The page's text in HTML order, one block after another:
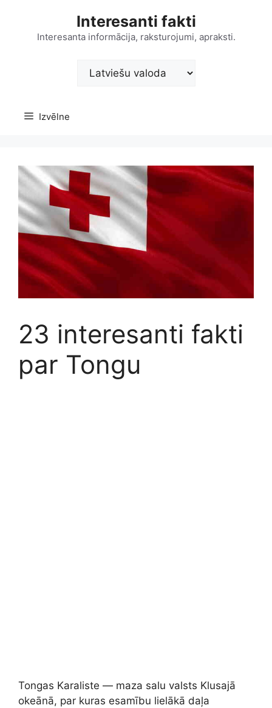
Interesanti fakti
Interesanta informācija, raksturojumi, apraksti.
Choose
Izvēlne
23 interesanti fakti
par Tongu
Tongas Karaliste — maza salu valsts Klusajā
okeānā, par kuras esamību lielākā daļa